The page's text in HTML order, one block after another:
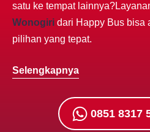
satu ke tempat
Wonogiri dari Happy Bus bisa
pilihan yang tepat.
Selengkapnya
0851 8317